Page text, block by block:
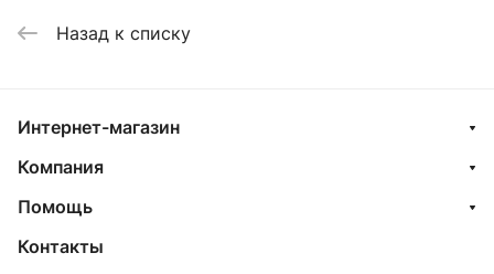
Назад к списку
Интернет-магазин
Компания
Помощь
Контакты